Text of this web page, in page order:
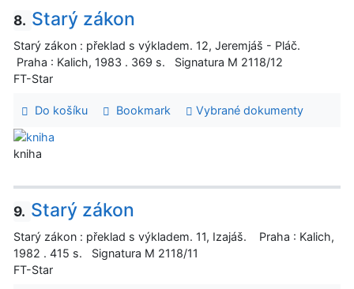
8. Starý zákon
Starý zákon : překlad s výkladem. 12, Jeremjáš - Pláč.
Praha : Kalich, 1983 . 369 s. Signatura M 2118/12
FT-Star
Do košíku Bookmark Vybrané dokumenty
kniha
9. Starý zákon
Starý zákon : překlad s výkladem. 11, Izajáš. Praha : Kalich,
1982 . 415 s. Signatura M 2118/11
FT-Star